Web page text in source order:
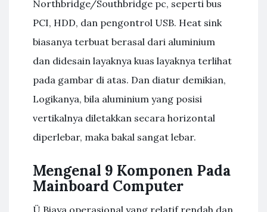
Northbridge/Southbridge pc, seperti bus
PCI, HDD, dan pengontrol USB. Heat sink
biasanya terbuat berasal dari aluminium
dan didesain layaknya kuas layaknya terlihat
pada gambar di atas. Dan diatur demikian,
Logikanya, bila aluminium yang posisi
vertikalnya diletakkan secara horizontal
diperlebar, maka bakal sangat lebar.
Mengenal 9 Komponen Pada
Mainboard Computer